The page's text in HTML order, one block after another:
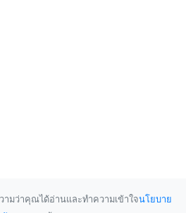
ามว่าคุณได้อ่านและทำความเข้าใจนโยบาย